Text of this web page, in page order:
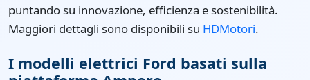
puntando su innovazione, efficienza e sostenibilità.
Maggiori dettagli sono disponibili su HDMotori.
I modelli elettrici Ford basati sulla